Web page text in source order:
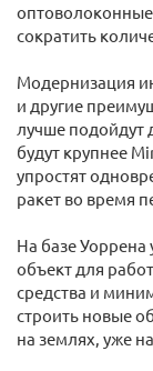
сократить
Модернизация
и другие
лучше подойдут
будут крупнее
упростят
ракет во время
На базе
объект для
средства и
строить новые
на землях, уже